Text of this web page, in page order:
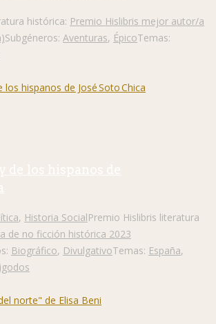
histórica: Premio Hislibris mejor autor/a
Subgéneros: Aventuras, ÉpicoTemas:
de los hispanos de
, Historia SocialPremio Hislibris literatura
de no ficción histórica 2023
Biográfico, DivulgativoTemas: España,